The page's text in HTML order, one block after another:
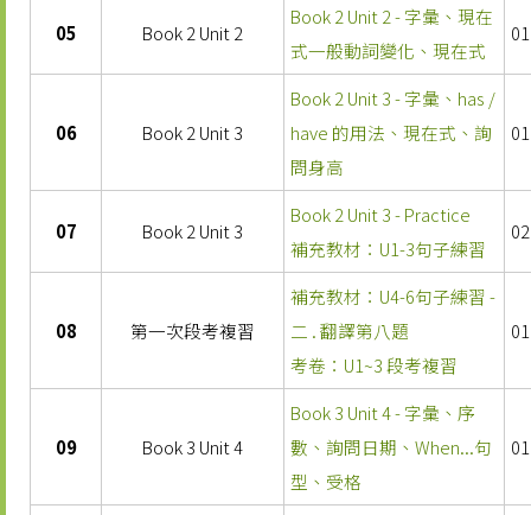
05 Book 2 Unit 2
Book 2 Unit 2 - 字彙、現在
式一般動詞變化、現在式
06 Book 2 Unit 3
Book 2 Unit 3 - 字彙、has /
have 的用法、現在式、詢
問身高
07 Book 2 Unit 3
Book 2 Unit 3 - Practice
補充教材：U1-3句子練習
08 第一次段考複習
補充教材：U4-6句子練習 -
二 . 翻譯第八題
考卷：U1~3 段考複習
09 Book 3 Unit 4
Book 3 Unit 4 - 字彙、序
數、詢問日期、When...句
型、受格